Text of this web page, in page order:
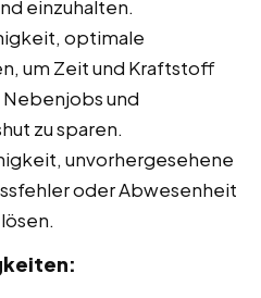
einzuhalten.
optimale
um Zeit und Kraftstoff
und
zu sparen.
unvorhergesehene
oder Abwesenheit